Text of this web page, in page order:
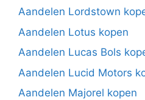
Aandelen Lordstown
Aandelen Lotus kopen
Aandelen Lucas Bols
Aandelen Lucid Motors
Aandelen Majorel kopen